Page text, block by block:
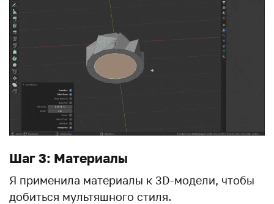
Шаг 3: Материалы
Я применила материалы к 3D-модели, чтобы
добиться мультяшного стиля.